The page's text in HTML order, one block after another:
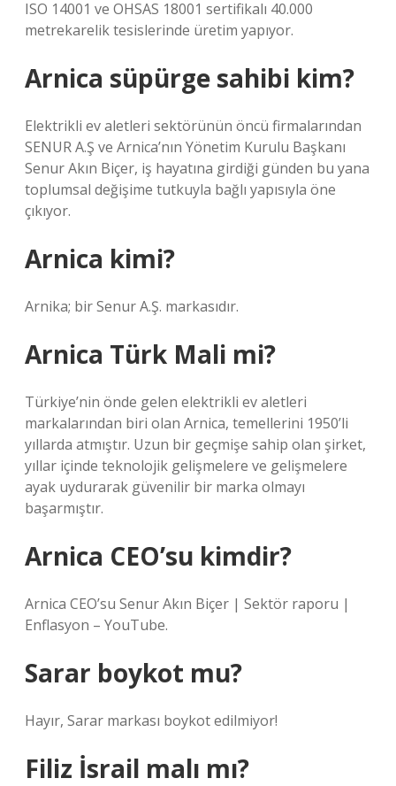
ISO 14001 ve OHSAS 18001 sertifikalı 40.000
metrekarelik tesislerinde üretim yapıyor.
Arnica süpürge sahibi kim?
Elektrikli ev aletleri sektörünün öncü firmalarından
SENUR A.Ş ve Arnica’nın Yönetim Kurulu Başkanı
Senur Akın Biçer, iş hayatına girdiği günden bu yana
toplumsal değişime tutkuyla bağlı yapısıyla öne
çıkıyor.
Arnica kimi?
Arnika; bir Senur A.Ş. markasıdır.
Arnica Türk Mali mi?
Türkiye’nin önde gelen elektrikli ev aletleri
markalarından biri olan Arnica, temellerini 1950’li
yıllarda atmıştır. Uzun bir geçmişe sahip olan şirket,
yıllar içinde teknolojik gelişmelere ve gelişmelere
ayak uydurarak güvenilir bir marka olmayı
başarmıştır.
Arnica CEO’su kimdir?
Arnica CEO’su Senur Akın Biçer | Sektör raporu |
Enflasyon – YouTube.
Sarar boykot mu?
Hayır, Sarar markası boykot edilmiyor!
Filiz İsrail malı mı?